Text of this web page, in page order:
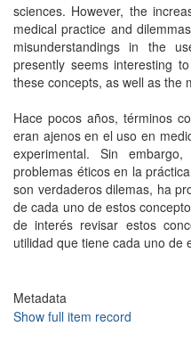
sciences. However, the
medical practice and
misunderstandings in the
presently seems interesting
these concepts, as well as the
Hace pocos años, términos
eran ajenos en el uso en
experimental. Sin
problemas éticos en la
son verdaderos dilemas, ha
de cada uno de estos
de interés revisar estos
utilidad que tiene cada uno de
Metadata
Show full item record